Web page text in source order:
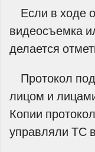
Если в ходе
видеосъемка
делается
Протокол
лицом и
Копии
управляли ТС